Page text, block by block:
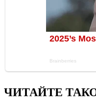
ЧИТАЙТЕ